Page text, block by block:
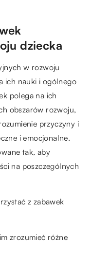
dziecka
w rozwoju
ich nauki i ogólnego
polega na ich
obszarów rozwoju,
przyczyny i
i emocjonalne.
tak, aby
na poszczególnych
z zabawek
zrozumieć różne